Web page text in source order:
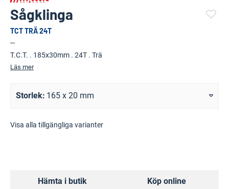
Sågklinga
TCT TRÄ 24T
T.C.T. . 185x30mm . 24T . Trä
Läs mer
Storlek 165 x 20 mm
Visa alla tillgängliga varianter
Hämta i butik Köp online